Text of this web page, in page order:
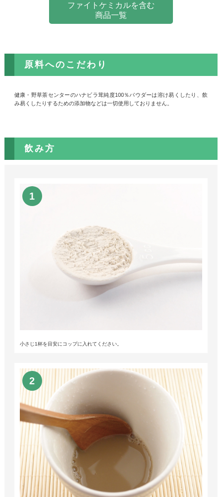
ファイトケミカルを含む
商品一覧
原料へのこだわり
健康・野草茶センターのハナビラ茸純度100％パウダーは溶け易くしたり、飲
み易くしたりするための添加物などは一切使用しておりません。
飲み方
小さじ1杯を目安にコップに入れてください。